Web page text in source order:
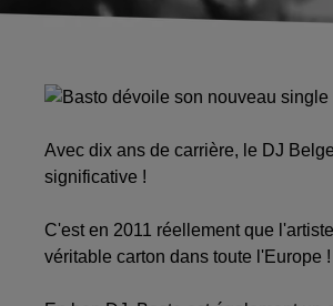
Avec dix ans de carrière, le DJ
significative !
C'est en 2011 réellement que
véritable carton dans toute l'Europe